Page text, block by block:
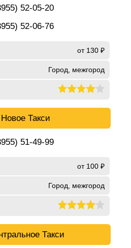
52-05-20
52-06-76
от 130 ₽
Город, межгород
Новое Такси
51-49-99
от 100 ₽
Город, межгород
Такси